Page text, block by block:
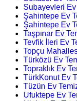
Subayevleri
Şahintepe Ev
Şahintepe Ev
Taşpınar Ev
Tevfik İleri Ev
Topçu
Türközü Ev
Topraklık Ev
TürkKonut Ev
Tüzün Ev
Ufuktepe Ev